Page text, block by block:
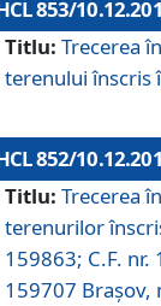
853/
Titlu: Trecerea
terenului înscris
852/
Titlu: Trecerea
terenurilor
159863; C.F. nr.
159707 Brașov,